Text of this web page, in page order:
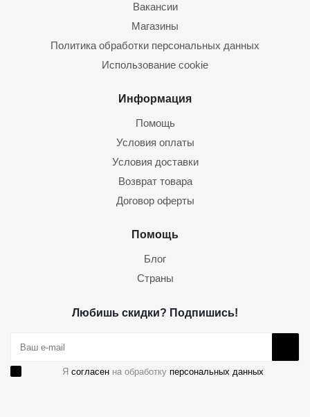
Вакансии
Магазины
Политика обработки персональных данных
Использование cookie
Информация
Помощь
Условия оплаты
Условия доставки
Возврат товара
Договор оферты
Помощь
Блог
Страны
Любишь скидки? Подпишись!
Я согласен на обработку персональных данных